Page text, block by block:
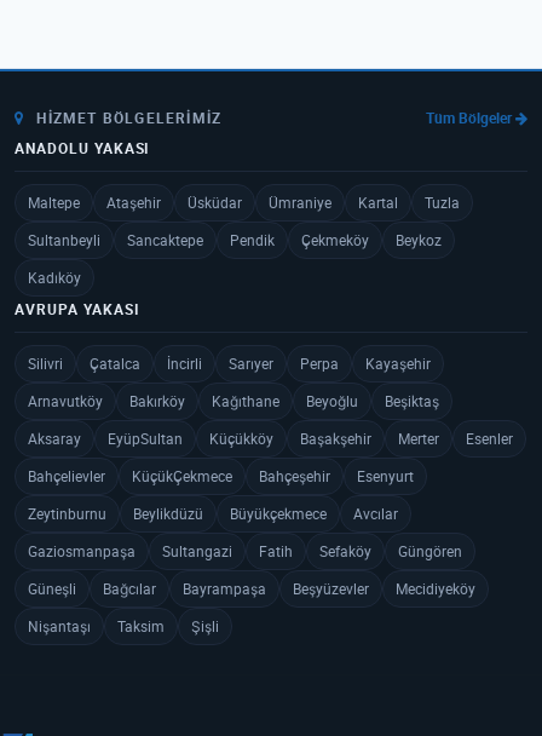
HIZMET BÖLGELERIMIZ
Tüm Bölgeler
ANADOLU YAKASI
Maltepe Ataşehir Üsküdar Ümraniye Kartal
Tuzla
Sultanbeyli
Sancaktepe Pendik Çekmeköy
Beykoz
Kadıköy
AVRUPA YAKASI
Silivri Çatalca İncirli Sarıyer Perpa
Kayaşehir
Arnavutköy
Bakırköy Kağıthane Beyoğlu
Beşiktaş
Aksaray
EyüpSultan Küçükköy Başakşehir Merter
Esenler
Bahçelievler
KüçükÇekmece Bahçeşehir
Esenyurt
Zeytinburnu
Beylikdüzü Büyükçekmece
Avcılar
Gaziosmanpaşa
Sultangazi Fatih Sefaköy
Güngören
Güneşli
Bağcılar Bayrampaşa Beşyüzevler
Mecidiyeköy
Nişantaşı
Taksim Şişli